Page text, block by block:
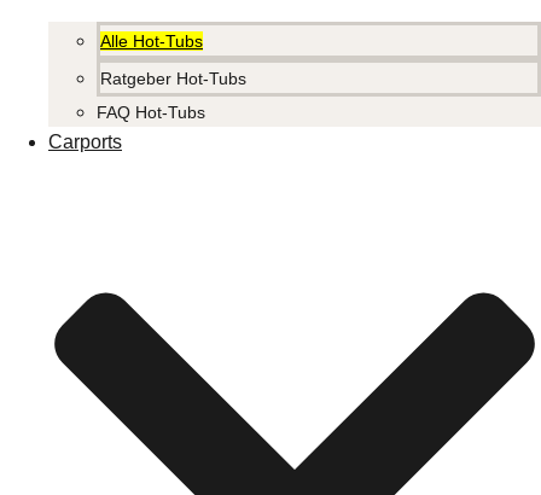
Alle Hot-Tubs
Ratgeber Hot-Tubs
FAQ Hot-Tubs
Carports